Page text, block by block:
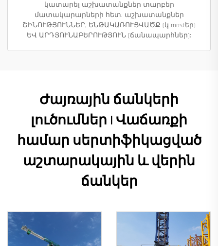
կատարել աշխատանքներ տարբեր
մատակարարների հետ. աշխատանքներ
ՇԻՆՈՒԹՅՈՒՆՆԵՐ, ԵՆԹԱԿԱՌՈՒՑՎԱԾՔ (կ mostեր)
ԵՎ ԱՐԴՅՈՒՆԱԲԵՐՈՒԹՅՈՒՆ (ճանապարհներ):
Ժայռային ճանկերի
լուծումներ | Վաճառքի
համար սերտիֆիկացված
աշտարակային և վերին
ճանկեր